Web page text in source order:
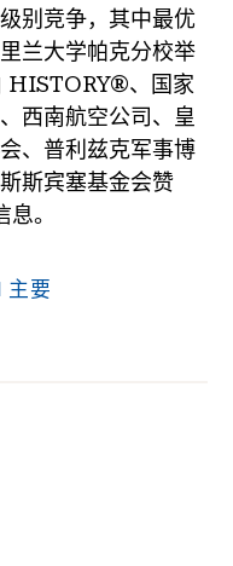
别竞争，其中最优
兰大学帕克分校举
HISTORY®、国家
西南航空公司、皇
、普利兹克军事博
斯宾塞基金会赞
。
主要